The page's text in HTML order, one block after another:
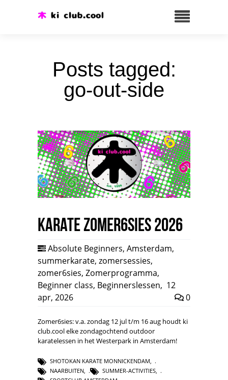
Posts tagged:
go-out-side
Karate Zomer6sies 2026
Absolute Beginners, Amsterdam,
summerkarate, zomersessies,
zomer6sies, Zomerprogramma,
Beginner class, Beginnerslessen, 12
apr, 2026
0
Zomer6sies: v.a. zondag 12 jul t/m 16 aug houdt ki
club.cool elke zondagochtend outdoor
karatelessen in het Westerpark in Amsterdam!
SHOTOKAN KARATE MONNICKENDAM
NAARBUITEN, SUMMER-ACTIVITIES,